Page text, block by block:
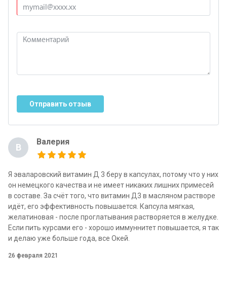
Отправить отзыв
В
Валерия
Я эваларовский витамин Д 3 беру в капсулах, потому что у них
он немецкого качества и не имеет никаких лишних примесей
в составе. За счёт того, что витамин Д3 в масляном растворе
идёт, его эффективность повышается. Капсула мягкая,
желатиновая - после проглатывания растворяется в желудке.
Если пить курсами его - хорошо иммуннитет повышается, я так
и делаю уже больше года, все Окей.
26 февраля 2021